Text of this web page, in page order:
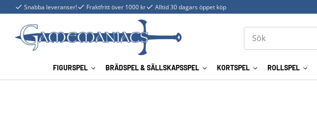
Snabba leveranser! Fraktfritt över 1000 kr Alltid 30 dagars öppet köp
FIGURSPEL BRÄDSPEL & SÄLLSKAPSSPEL KORTSPEL ROLLSPEL